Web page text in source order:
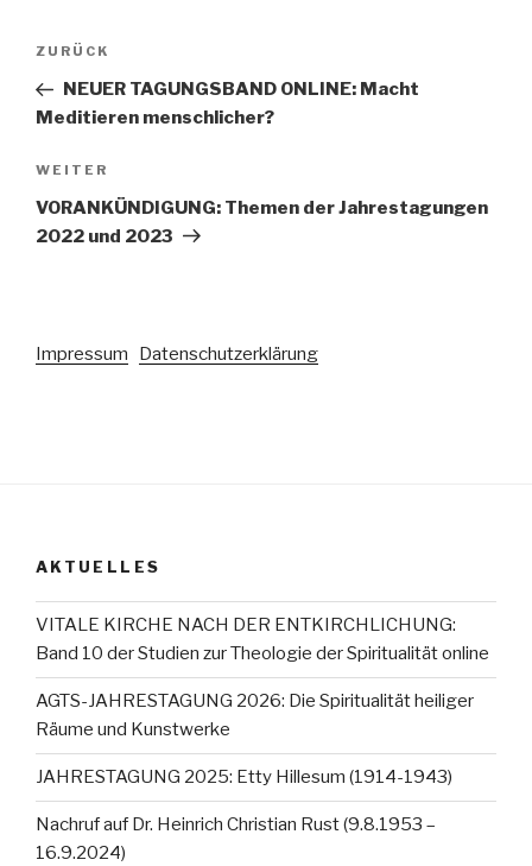
Beitragsnavigation
Vorheriger
Beitrag
ZURÜCK
NEUER TAGUNGSBAND ONLINE: Macht
Meditieren menschlicher?
Nächster
Beitrag
WEITER
VORANKÜNDIGUNG: Themen der Jahrestagungen
2022 und 2023
Impressum Datenschutzerklärung
AKTUELLES
VITALE KIRCHE NACH DER ENTKIRCHLICHUNG:
Band 10 der Studien zur Theologie der Spiritualität online
AGTS-JAHRESTAGUNG 2026: Die Spiritualität heiliger
Räume und Kunstwerke
JAHRESTAGUNG 2025: Etty Hillesum (1914-1943)
Nachruf auf Dr. Heinrich Christian Rust (9.8.1953 –
16.9.2024)